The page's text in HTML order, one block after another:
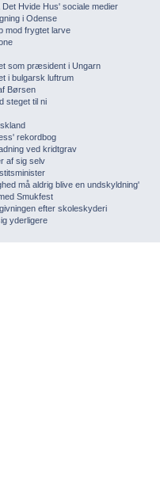
Hvide Hus' sociale medier
i Odense
mod frygtet larve
som præsident i Ungarn
i bulgarsk luftrum
Børsen
steget til ni
rekordbog
ved kridtgrav
af sig selv
må aldrig blive en undskyldning'
Smukfest
efter skoleskyderi
yderligere